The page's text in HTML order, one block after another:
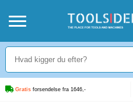
Gratis forsendelse fra 1646,-